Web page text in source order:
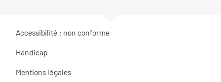
Accessibilité : non conforme
Handicap
Mentions légales